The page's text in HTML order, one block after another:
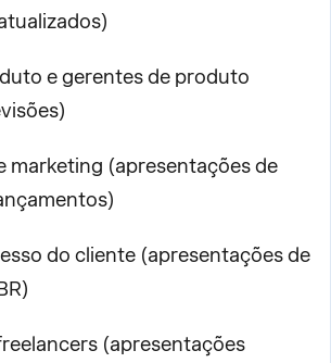
e gerentes de produto
marketing (apresentações de
do cliente (apresentações de
(apresentações